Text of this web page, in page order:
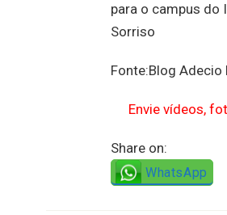
para o campus do
Sorriso
Fonte:Blog
Envie vídeos,
Share on:
WhatsApp